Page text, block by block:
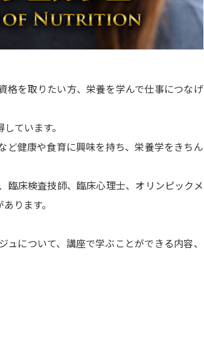
格を取りたい方、栄養を学んで仕事につなげ
ています。
ど健康や食育に興味を持ち、栄養学をきちん
臨床検査技師、臨床心理士、オリンピックメ
ります。
について、講座で学ぶことができる内容、